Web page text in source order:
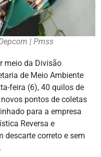
| Pmss
meio da Divisão
de Meio Ambiente
feira (6), 40 quilos de
pontos de coletas
para a empresa
Reversa e
descarte correto e sem